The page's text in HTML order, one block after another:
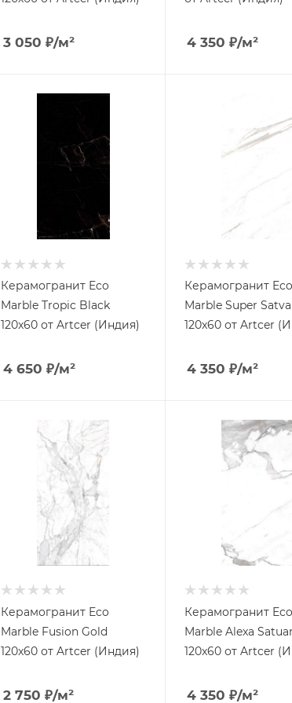
3 050 ₽/м² 4 350 ₽/м²
Керамогранит Eco
Marble Tropic Black
120x60 от Artcer (Индия)
4 650 ₽/м²
Керамогранит Eco
Marble Super
120x60 от Artcer
4 350 ₽/м²
Керамогранит Eco
Marble Fusion Gold
120x60 от Artcer (Индия)
2 750 ₽/м²
Керамогранит Eco
Marble Alexa
120x60 от Artcer
4 350 ₽/м²